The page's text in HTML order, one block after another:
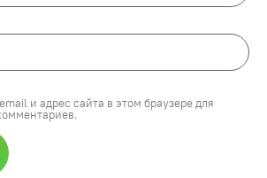
и адрес сайта в этом браузере для